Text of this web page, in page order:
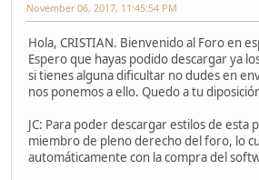
November 06, 2017, 11:45:54 PM
Hola, CRISTIAN. Bienvenido al Foro en
Espero que hayas podido descargar ya
si tienes alguna dificultar no dudes en
nos ponemos a ello. Quedo a tu
JC: Para poder descargar estilos de esta
miembro de pleno derecho del foro, lo
automáticamente con la compra del